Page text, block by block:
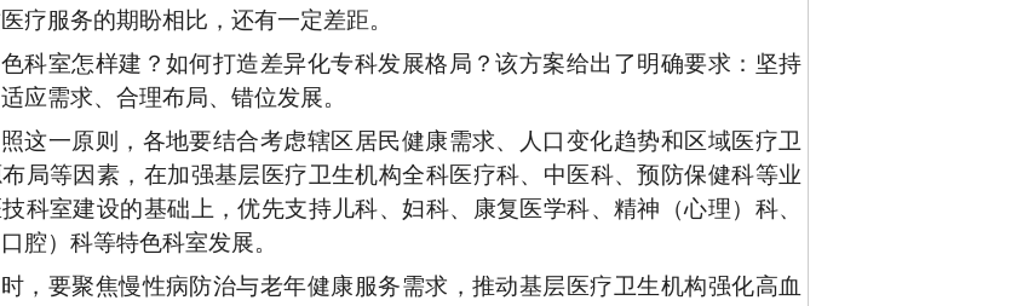
疗服务的期盼相比，还有一定差距。
科室怎样建？如何打造差异化专科发展格局？该方案给出了明确要求：坚持
应需求、合理布局、错位发展。
这一原则，各地要结合考虑辖区居民健康需求、人口变化趋势和区域医疗卫
局等因素，在加强基层医疗卫生机构全科医疗科、中医科、预防保健科等业
科室建设的基础上，优先支持儿科、妇科、康复医学科、精神（心理）科、
腔）科等特色科室发展。
，要聚焦慢性病防治与老年健康服务需求，推动基层医疗卫生机构强化高血